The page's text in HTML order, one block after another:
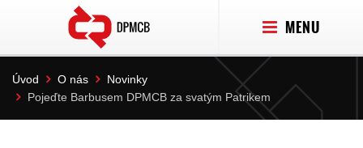
MENU
Úvod O nás
Novinky
Pojeďte Barbusem DPMCB za svatým Patrikem